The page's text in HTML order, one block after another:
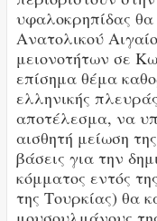
υφαλοκρηπίδας
Ανατολικού
μειονοτήτων σε
επίσημα θέμα
ελληνικής
αποτέλεσμα, να
αισθητή μείωση
βάσεις για την
κόμματος εντός
της Τουρκίας) θα